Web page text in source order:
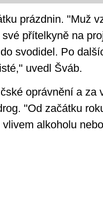
prázdnin. "Muž
přítelkyně na
svodidel. Po
uvedl Šváb.
oprávnění a za
"Od začátku
alkoholu